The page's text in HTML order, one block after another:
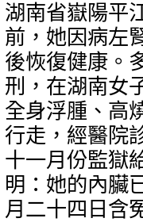
湖南省嶽陽平
前，她因病左
後恢復健康。
刑，在湖南女
全身浮腫、高
行走，經醫院
十一月份監獄
明：她的內臟
月二十四日含